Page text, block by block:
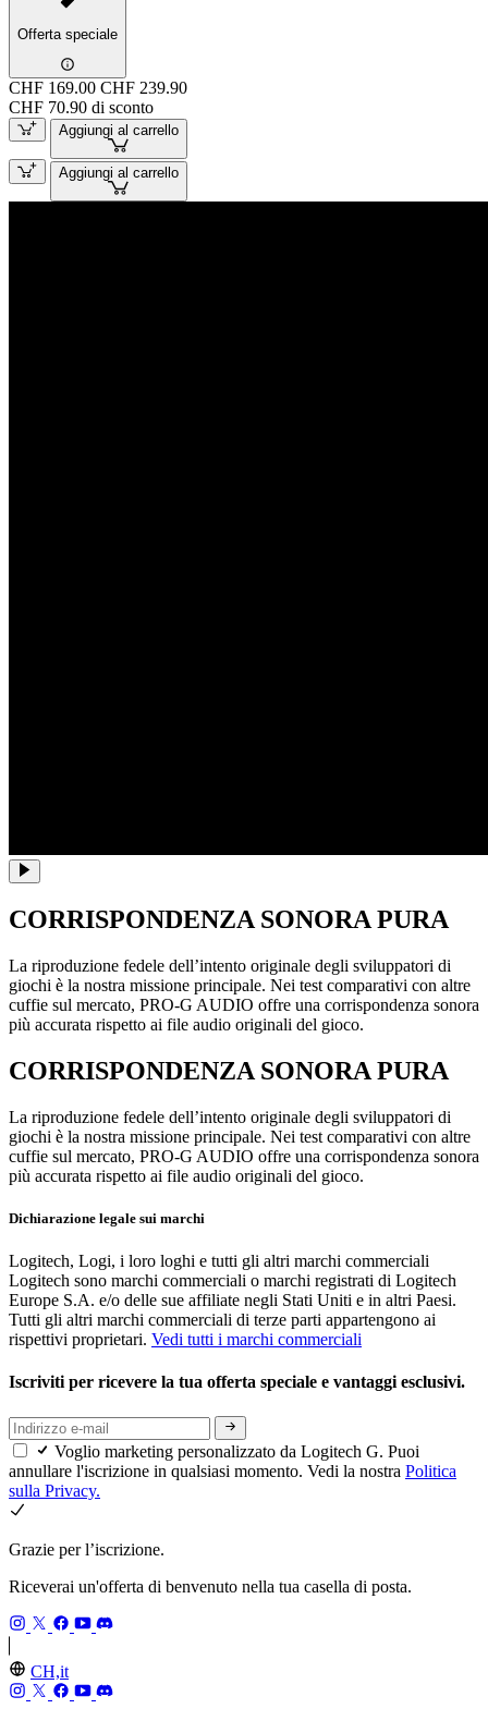
Offerta speciale
CHF 169.00 CHF 239.90
CHF 70.90 di sconto
Aggiungi al carrello
Aggiungi al carrello
CORRISPONDENZA SONORA PURA
La riproduzione fedele dell’intento originale degli sviluppatori di
giochi è la nostra missione principale. Nei test comparativi con altre
cuffie sul mercato, PRO-G AUDIO offre una corrispondenza sonora
più accurata rispetto ai file audio originali del gioco.
CORRISPONDENZA SONORA PURA
La riproduzione fedele dell’intento originale degli sviluppatori di
giochi è la nostra missione principale. Nei test comparativi con altre
cuffie sul mercato, PRO-G AUDIO offre una corrispondenza sonora
più accurata rispetto ai file audio originali del gioco.
Dichiarazione legale sui marchi
Logitech, Logi, i loro loghi e tutti gli altri marchi commerciali
Logitech sono marchi commerciali o marchi registrati di Logitech
Europe S.A. e/o delle sue affiliate negli Stati Uniti e in altri Paesi.
Tutti gli altri marchi commerciali di terze parti appartengono ai
rispettivi proprietari. Vedi tutti i marchi commerciali
Iscriviti per ricevere la tua offerta speciale e vantaggi esclusivi.
Voglio marketing personalizzato da Logitech G. Puoi
annullare l'iscrizione in qualsiasi momento. Vedi la nostra Politica
sulla Privacy.
Grazie per l’iscrizione.
Riceverai un'offerta di benvenuto nella tua casella di posta.
CH,it